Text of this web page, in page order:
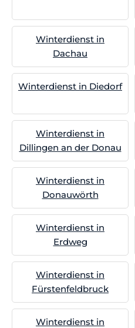
Winterdienst in
Dachau
Winterdienst in Diedorf
Winterdienst in
Dillingen an der Donau
Winterdienst in
Donauwörth
Winterdienst in
Erdweg
Winterdienst in
Fürstenfeldbruck
Winterdienst in